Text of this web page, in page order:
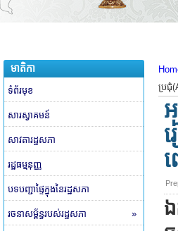
មាតិកា
ទំព័រមុខ
សារស្វាគមន៍
សាវតារដ្ឋសភា
រដ្ឋធម្មនុញ្ញ
បទបញ្ជាផ្ទៃក្នុងនៃរដ្ឋសភា
រចនាសម្ព័ន្ធរបស់រដ្ឋសភា »
ប្រជុំ